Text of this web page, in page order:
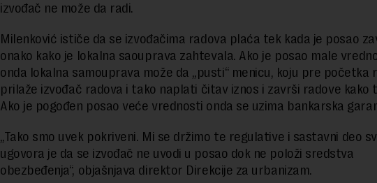
izvođač ne može da radi.
Milenković ističe da se izvođačima radova plaća tek kada je posao
onako kako je lokalna saouprava zahtevala. Ako je posao male
onda lokalna samouprava može da „pusti“ menicu, koju pre početka
prilaže izvođač radova i tako naplati čitav iznos i završi radove kako
Ako je pogođen posao veće vrednosti onda se uzima bankarska
„Tako smo uvek pokriveni. Mi se držimo te regulative i sastavni deo
ugovora je da se izvođač ne uvodi u posao dok ne položi sredstva
obezbeđenja“, objašnjava direktor Direkcije za urbanizam.